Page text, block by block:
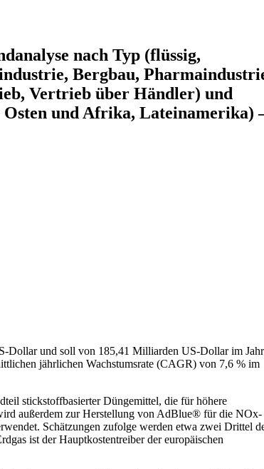
nach Typ (flüssig,
Bergbau,
Vertrieb über Händler) und
und Afrika, Lateinamerika)
Dollar und soll von 185,41 Milliarden US-Dollar im Jahr
jährlichen Wachstumsrate (CAGR) von 7,6 % im
stickstoffbasierter Düngemittel, die für höhere
außerdem zur Herstellung von AdBlue® für die NOx-
Schätzungen zufolge werden etwa zwei Drittel
ist der Hauptkostentreiber der europäischen